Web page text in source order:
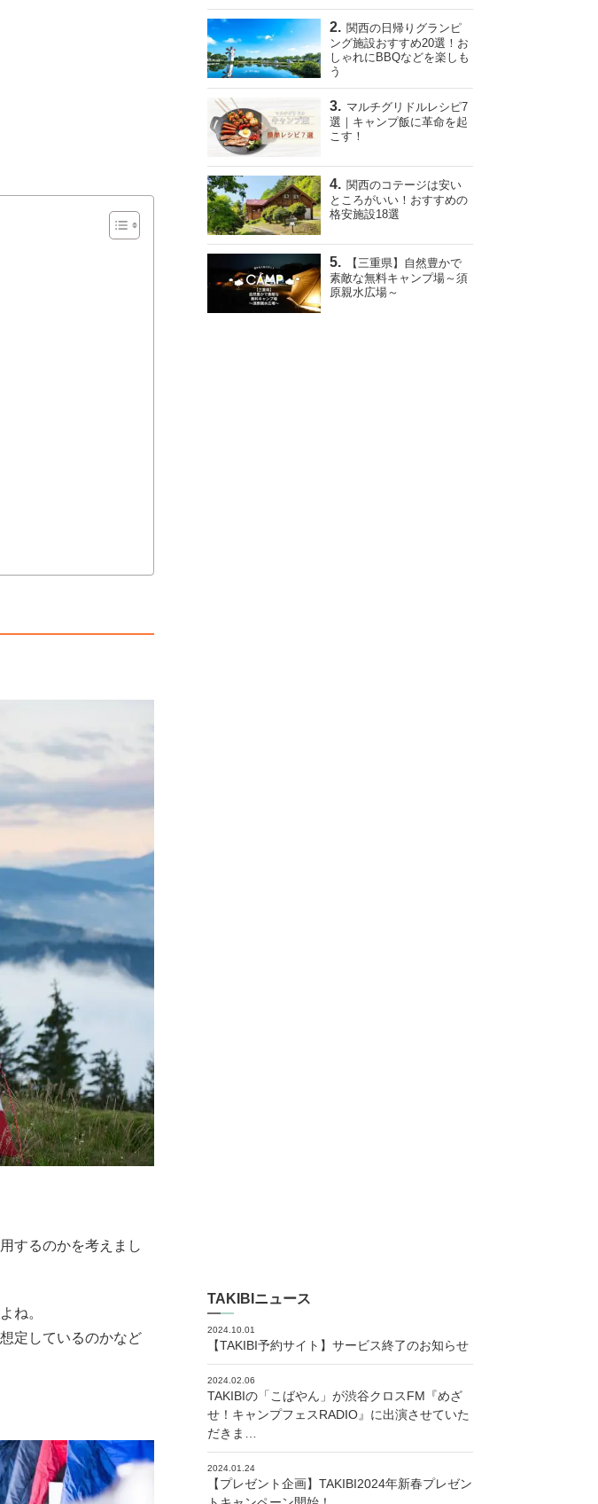
するのかを考えまし
ね。
定しているのかなど
関西の日帰りグランピ
ング施設おすすめ20選！お
しゃれにBBQなどを楽しも
う
マルチグリドルレシピ7
選｜キャンプ飯に革命を起
こす！
関西のコテージは安い
ところがいい！おすすめの
格安施設18選
【三重県】自然豊かで
素敵な無料キャンプ場～須
原親水広場～
TAKIBIニュース
2024.10.01
【TAKIBI予約サイト】サービス終了のお知らせ
2024.02.06
TAKIBIの「こばやん」が渋谷クロスFM『めざ
せ！キャンプフェスRADIO』に出演させていた
だきま…
2024.01.24
【プレゼント企画】TAKIBI2024年新春プレゼン